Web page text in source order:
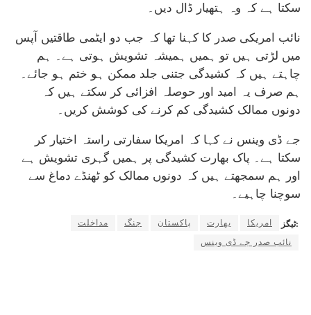
سکتا ہے کہ وہ ہتھیار ڈال دیں۔
نائب امریکی صدر کا کہنا تھا کہ جب دو ایٹمی طاقتیں آپس
میں لڑتی ہیں تو ہمیں ہمیشہ تشویش ہوتی ہے۔ ہم
چاہتے ہیں کہ کشیدگی جتنی جلد ممکن ہو ختم ہو جائے۔
ہم صرف یہ امید اور حوصلہ افزائی کر سکتے ہیں کہ
دونوں ممالک کشیدگی کم کرنے کی کوشش کریں۔
جے ڈی وینس نے کہا کہ امریکا سفارتی راستہ اختیار کر
سکتا ہے۔ پاک بھارت کشیدگی پر ہمیں گہری تشویش ہے
اور ہم سمجھتے ہیں کہ دونوں ممالک کو ٹھنڈے دماغ سے
سوچنا چاہیے۔
ٹیگز: امریکا بھارت پاکستان جنگ
مداخلت
نائب صدر جے ڈی وینس